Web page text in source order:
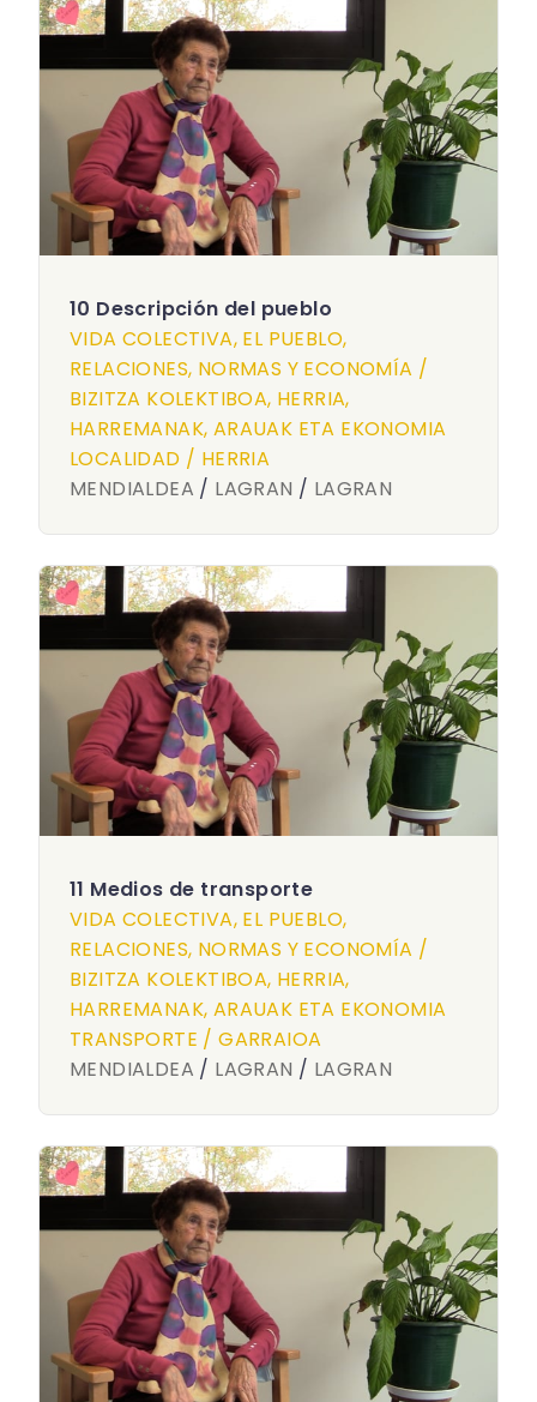
10 Descripción del pueblo
VIDA COLECTIVA, EL PUEBLO,
RELACIONES, NORMAS Y ECONOMÍA /
BIZITZA KOLEKTIBOA, HERRIA,
HARREMANAK, ARAUAK ETA EKONOMIA
LOCALIDAD / HERRIA
MENDIALDEA / LAGRAN / LAGRAN
11 Medios de transporte
VIDA COLECTIVA, EL PUEBLO,
RELACIONES, NORMAS Y ECONOMÍA /
BIZITZA KOLEKTIBOA, HERRIA,
HARREMANAK, ARAUAK ETA EKONOMIA
TRANSPORTE / GARRAIOA
MENDIALDEA / LAGRAN / LAGRAN